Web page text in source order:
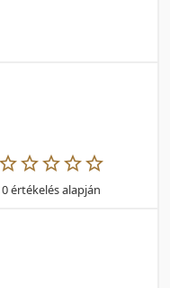
0 értékelés alapján